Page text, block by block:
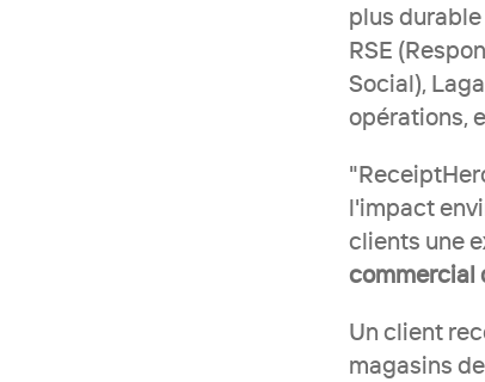
plus
RSE
Social),
opérations,
l'impact
clients une
commercial
Un client
magasins